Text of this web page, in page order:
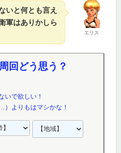
エリス
いと何とも言え
軍はありかしら
回どう思う？
いで欲しい！
よりもはマシかな！